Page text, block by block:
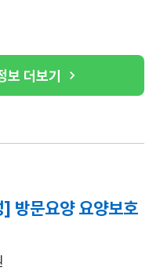
보 더보기
문요양 요양보호